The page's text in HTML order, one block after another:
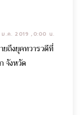
ม.ค. 2019 ,0:00 น.
ถึงยุคทวารวดีที่
จังหวัด